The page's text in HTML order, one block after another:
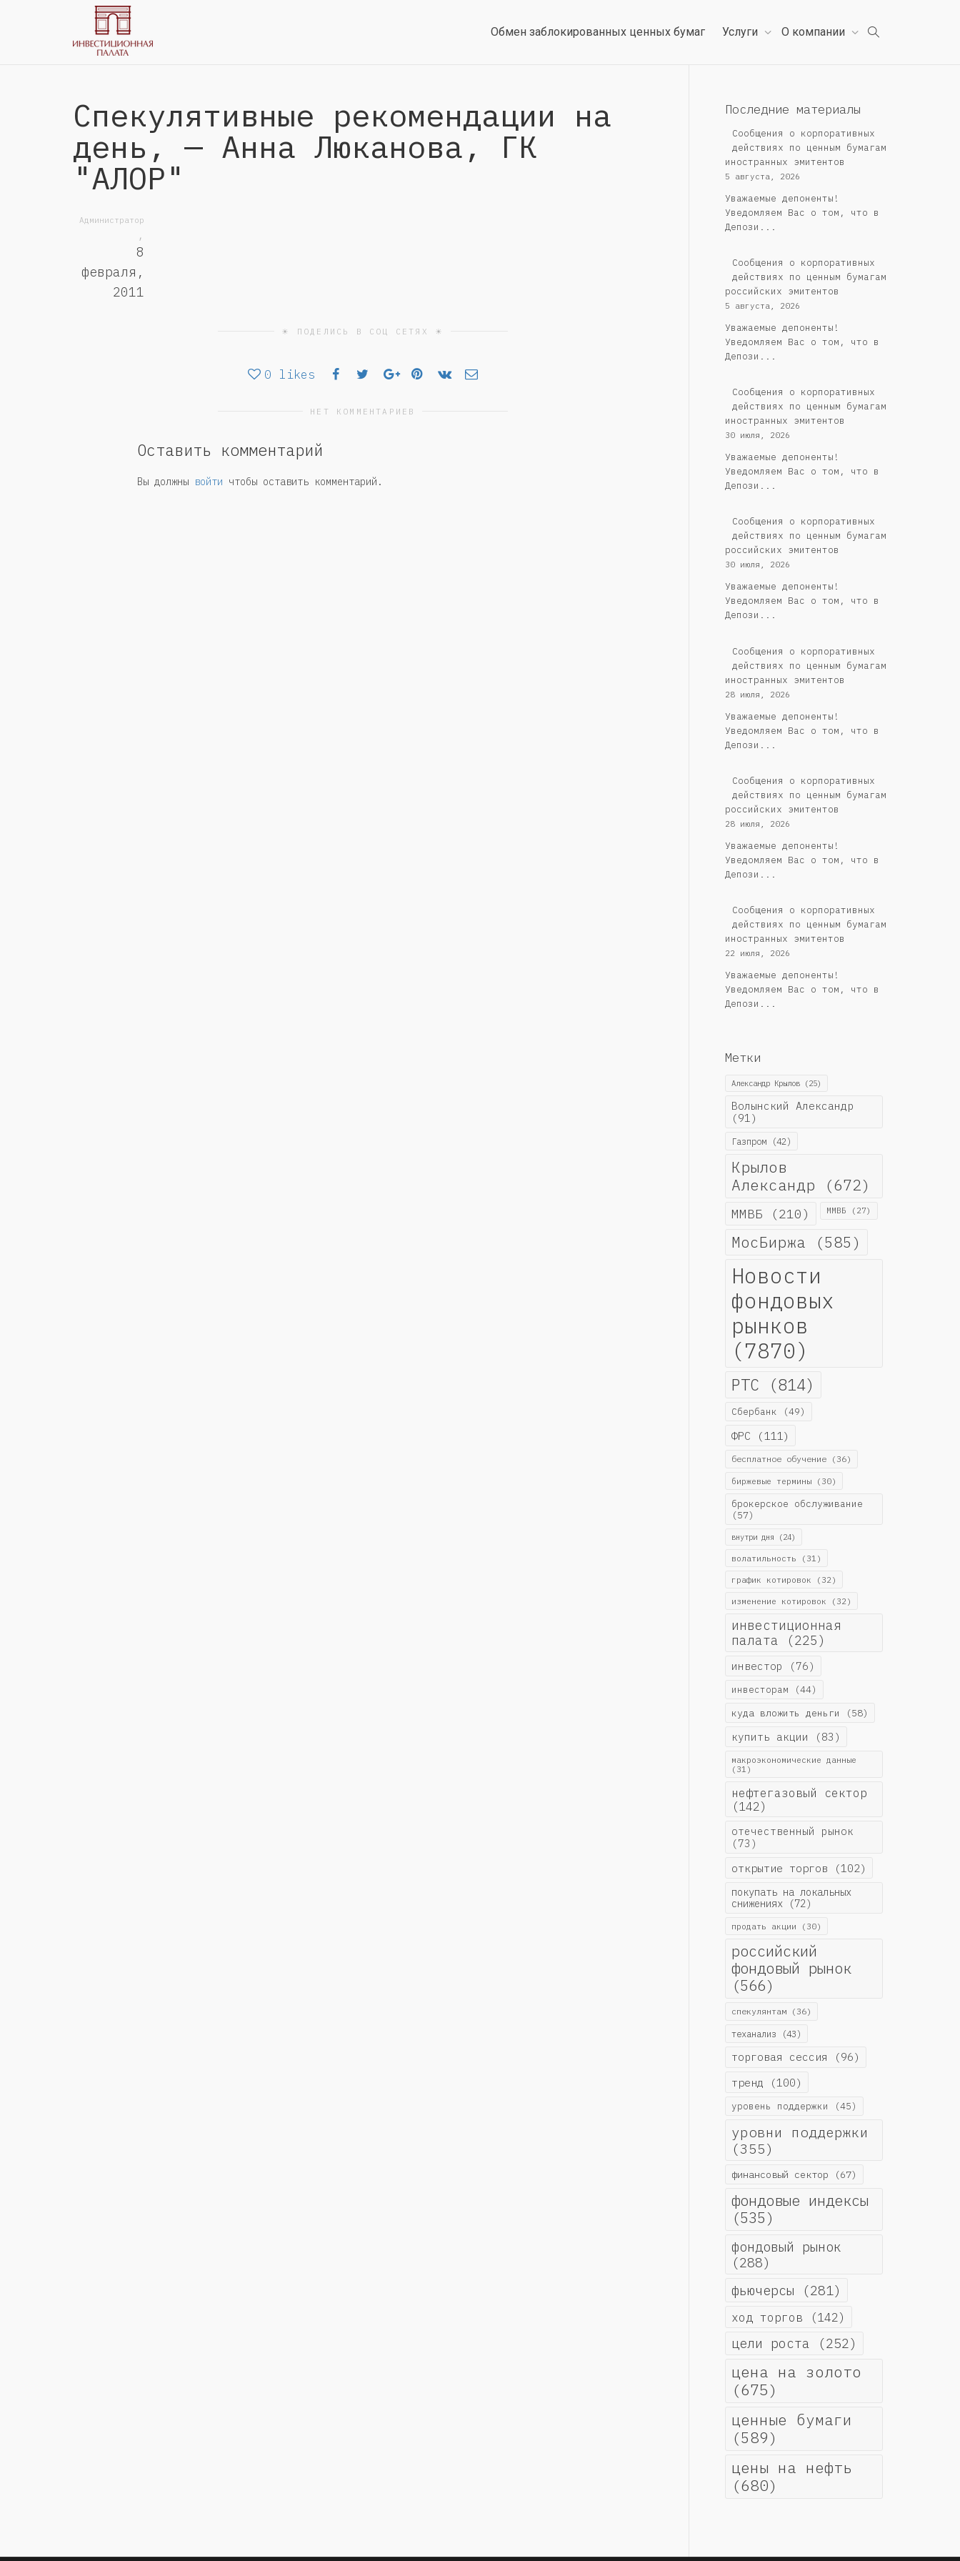
Обмен заблокированных ценных бумаг Услуги О компании
Спекулятивные рекомендации на
день, — Анна Люканова, ГК
"АЛОР"
Администратор
,
8
февраля,
2011
☀ ПОДЕЛИСЬ В СОЦ СЕТЯХ ☀
0 likes
НЕТ КОММЕНТАРИЕВ
Оставить комментарий
Вы должны войти чтобы оставить комментарий.
Последние материалы
Сообщения о корпоративных
действиях по ценным бумагам
иностранных эмитентов
5 августа, 2026
Уважаемые депоненты!
Уведомляем Вас о том, что в
Депози...
Cообщения о корпоративных
действиях по ценным бумагам
российских эмитентов
5 августа, 2026
Уважаемые депоненты!
Уведомляем Вас о том, что в
Депози...
Сообщения о корпоративных
действиях по ценным бумагам
иностранных эмитентов
30 июля, 2026
Уважаемые депоненты!
Уведомляем Вас о том, что в
Депози...
Cообщения о корпоративных
действиях по ценным бумагам
российских эмитентов
30 июля, 2026
Уважаемые депоненты!
Уведомляем Вас о том, что в
Депози...
Сообщения о корпоративных
действиях по ценным бумагам
иностранных эмитентов
28 июля, 2026
Уважаемые депоненты!
Уведомляем Вас о том, что в
Депози...
Cообщения о корпоративных
действиях по ценным бумагам
российских эмитентов
28 июля, 2026
Уважаемые депоненты!
Уведомляем Вас о том, что в
Депози...
Сообщения о корпоративных
действиях по ценным бумагам
иностранных эмитентов
22 июля, 2026
Уважаемые депоненты!
Уведомляем Вас о том, что в
Депози...
Метки
Александр Крылов(25)
Волынский Александр
(91)
Газпром(42)
Крылов
Александр (672)
ММВБ (210) ММВБ (27)
МосБиржа (585)
Новости
фондовых
рынков
(7870)
РТС (814)
Сбербанк (49)
ФРС (111)
бесплатное обучение(36)
биржевые термины(30)
брокерское обслуживание
(57)
внутри дня (24)
волатильность (31)
график котировок (32)
изменение котировок (32)
инвестиционная
палата (225)
инвестор (76)
инвесторам (44)
куда вложить деньги (58)
купить акции (83)
макроэкономические данные
(31)
нефтегазовый сектор
(142)
отечественный рынок
(73)
открытие торгов (102)
покупать на локальных
снижениях(72)
продать акции (30)
российский
фондовый рынок
(566)
спекулянтам(36)
теханализ (43)
торговая сессия (96)
тренд (100)
уровень поддержки (45)
уровни поддержки
(355)
финансовый сектор (67)
фондовые индексы
(535)
фондовый рынок
(288)
фьючерсы (281)
ход торгов (142)
цели роста (252)
цена на золото
(675)
ценные бумаги
(589)
цены на нефть
(680)